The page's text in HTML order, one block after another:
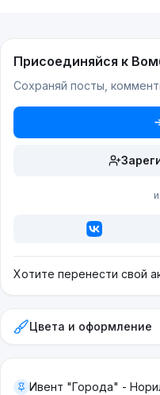
Присоединяйся к
Сохраняй посты,
Хотите перенести свой
Цвета и оформление
Ивент "Города" -